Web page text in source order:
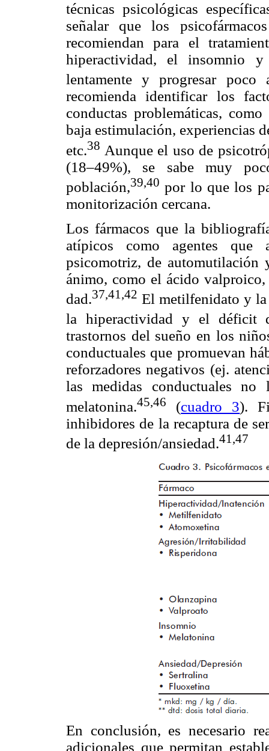
técnicas psicológicas
señalar que los
recomiendan para el
hiperactividad, el insomnio y
lentamente y progresar poco
recomienda identificar los
conductas problemáticas,
baja estimulación, experiencias
etc.38 Aunque el uso de
(18–49%), se sabe muy
población,39,40 por lo que los
monitorización cercana.
Los fármacos que la
atípicos como agentes que
psicomotriz, de automutilación
ánimo, como el ácido
dad.37,41,42 El metilfenidato y la
la hiperactividad y el déficit
trastornos del sueño en los
conductuales que promuevan
reforzadores negativos (ej.
las medidas conductuales
melatonina.45,46 (cuadro 3).
inhibidores de la recaptura de
de la depresión/ansiedad.41,47
En conclusión, es necesario
adicionales que permitan